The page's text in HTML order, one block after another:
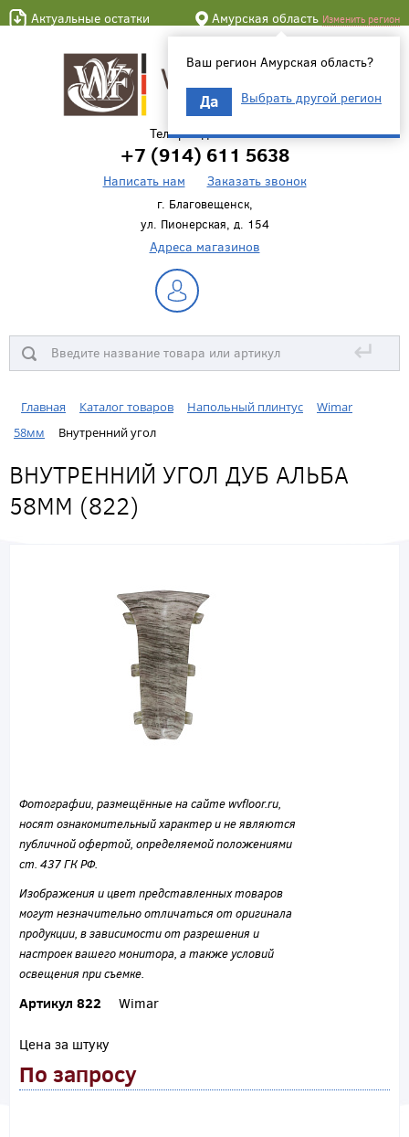
Актуальные остатки Амурская область Изменить регион
Ваш регион Амурская область?
Да Выбрать другой регион
Телефон для связи
+7 (914) 611 5638
Написать нам Заказать звонок
г. Благовещенск,
ул. Пионерская, д. 154
Адреса магазинов
↵
Главная Каталог товаров Напольный плинтус
Wimar
58мм
Внутренний угол
ВНУТРЕННИЙ УГОЛ ДУБ АЛЬБА
58ММ (822)
Фотографии, размещённые на сайте wvfloor.ru,
носят ознакомительный характер и не являются
публичной офертой, определяемой положениями
ст. 437 ГК РФ.
Изображения и цвет представленных товаров
могут незначительно отличаться от оригинала
продукции, в зависимости от разрешения и
настроек вашего монитора, а также условий
освещения при съемке.
Артикул 822 Wimar
Цена за штуку
По запросу